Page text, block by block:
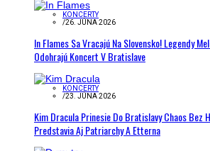
KONCERTY
/26. JÚNA 2026
In Flames Sa Vracajú Na Slovensko! Legendy
Odohrajú Koncert V Bratislave
KONCERTY
/23. JÚNA 2026
Kim Dracula Prinesie Do Bratislavy Chaos Bez
Predstavia Aj Patriarchy A Etterna